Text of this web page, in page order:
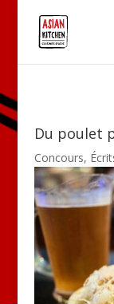
Du poulet
Concours,